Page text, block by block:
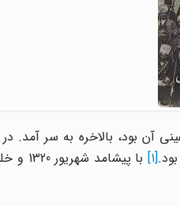
آن بود، بالاخره به سر آمد.
[1]
با